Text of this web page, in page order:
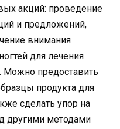
акций: проведение
и предложений,
внимания
для лечения
Можно предоставить
продукта для
сделать упор на
другими методами